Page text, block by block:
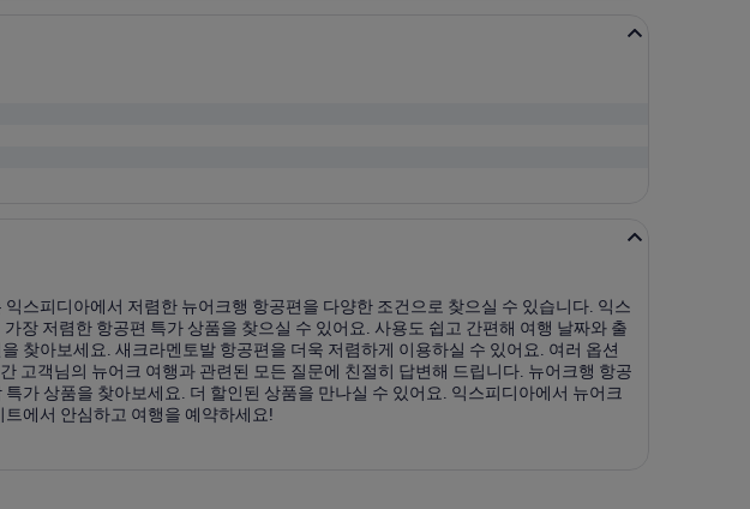
스피디아에서 저렴한 뉴어크행 항공편을 다양한 조건으로 찾으실 수 있습니다. 익스
장 저렴한 항공편 특가 상품을 찾으실 수 있어요. 사용도 쉽고 간편해 여행 날짜와 출
찾아보세요. 새크라멘토발 항공편을 더욱 저렴하게 이용하실 수 있어요. 여러 옵션
고객님의 뉴어크 여행과 관련된 모든 질문에 친절히 답변해 드립니다. 뉴어크행 항공
가 상품을 찾아보세요. 더 할인된 상품을 만나실 수 있어요. 익스피디아에서 뉴어크
에서 안심하고 여행을 예약하세요!